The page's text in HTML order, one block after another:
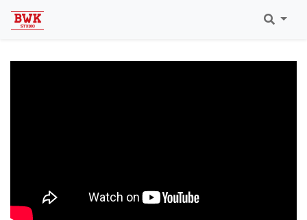
Eaubonne 2019